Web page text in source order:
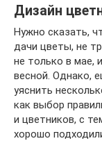
Дизайн
Нужно сказать,
дачи цветы, не
не только в мае,
весной. Однако,
уяснить
как выбор
и цветников, с
хорошо